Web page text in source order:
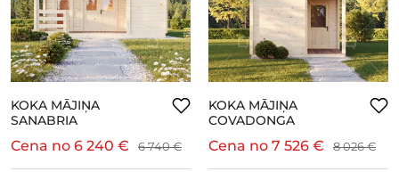
KOKA MĀJIŅA
SANABRIA
Cena no 6 240 € 6 740 €
KOKA MĀJIŅA
COVADONGA
Cena no 7 526 € 8 026 €